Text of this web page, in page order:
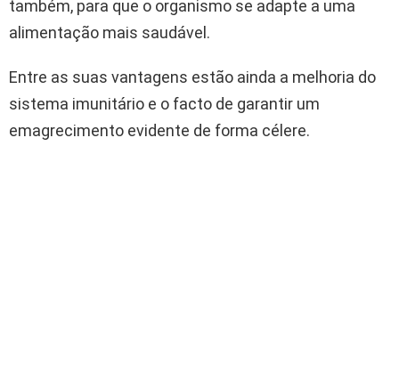
também, para que o organismo se adapte a uma
alimentação mais saudável.
Entre as suas vantagens estão ainda a melhoria do
sistema imunitário e o facto de garantir um
emagrecimento evidente de forma célere.